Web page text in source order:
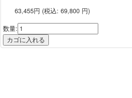
63,455円 (税込: 69,800 円)
数量: